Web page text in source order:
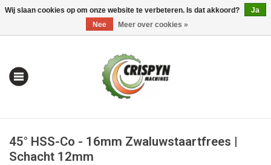
0 Artikelen - €0,00 Mijn account / Registreren
45° HSS-Co - 16mm Zwaluwstaartfrees |
Schacht 12mm
Wij slaan cookies op om onze website te verbeteren. Is dat akkoord?
Ja
Nee
Meer over cookies »